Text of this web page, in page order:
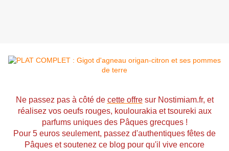
Ne passez pas à côté de cette offresur Nostimiam.fr, et
réalisez vos oeufs rouges, koulourakia et tsoureki aux
parfums uniques des Pâques grecques !
Pour 5 euros seulement, passez d'authentiques fêtes de
Pâques et soutenez ce blog pour qu'il vive encore